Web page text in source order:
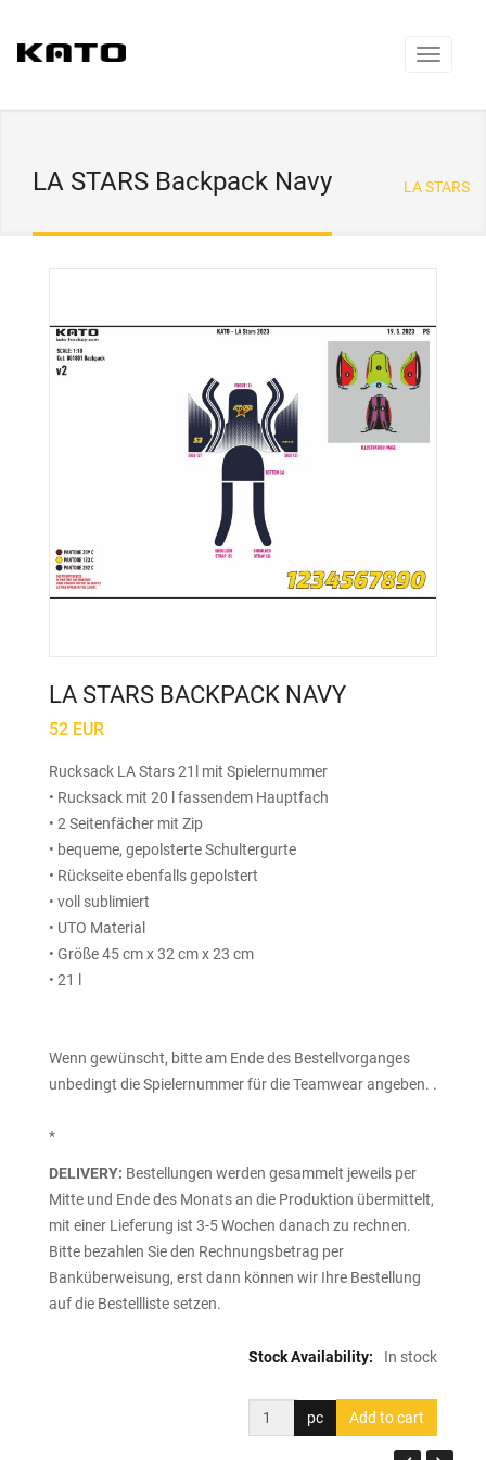
LA STARS Backpack Navy LA STARS
LA STARS BACKPACK NAVY
52 EUR
Rucksack LA Stars 21l mit Spielernummer
• Rucksack mit 20 l fassendem Hauptfach
• 2 Seitenfächer mit Zip
• bequeme, gepolsterte Schultergurte
• Rückseite ebenfalls gepolstert
• voll sublimiert
• UTO Material
• Größe 45 cm x 32 cm x 23 cm
• 21 l
Wenn gewünscht, bitte am Ende des Bestellvorganges
unbedingt die Spielernummer für die Teamwear angeben. .
*
DELIVERY: Bestellungen werden gesammelt jeweils per
Mitte und Ende des Monats an die Produktion übermittelt,
mit einer Lieferung ist 3-5 Wochen danach zu rechnen.
Bitte bezahlen Sie den Rechnungsbetrag per
Banküberweisung, erst dann können wir Ihre Bestellung
auf die Bestellliste setzen.
Stock Availability: In stock
pc